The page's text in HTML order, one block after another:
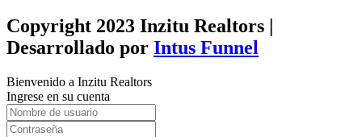
Copyright 2023 Inzitu Realtors |
Desarrollado por Intus Funnel
Bienvenido a Inzitu Realtors
Ingrese en su cuenta